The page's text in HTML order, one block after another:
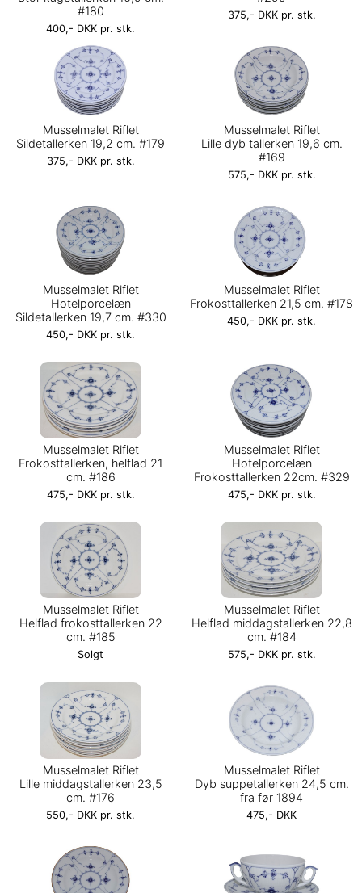
#180
400,- DKK pr. stk.
375,- DKK pr. stk.
Musselmalet Riflet
Sildetallerken 19,2 cm. #179
375,- DKK pr. stk.
Musselmalet Riflet
Lille dyb tallerken 19,6 cm.
#169
575,- DKK pr. stk.
Musselmalet Riflet
Hotelporcelæn
Sildetallerken 19,7 cm. #330
450,- DKK pr. stk.
Musselmalet Riflet
Frokosttallerken 21,5 cm. #178
450,- DKK pr. stk.
Musselmalet Riflet
Frokosttallerken, helflad 21
cm. #186
475,- DKK pr. stk.
Musselmalet Riflet
Hotelporcelæn
Frokosttallerken 22cm. #329
475,- DKK pr. stk.
Musselmalet Riflet
Helflad frokosttallerken 22
cm. #185
Solgt
Musselmalet Riflet
Helflad middagstallerken 22,8
cm. #184
575,- DKK pr. stk.
Musselmalet Riflet
Lille middagstallerken 23,5
cm. #176
550,- DKK pr. stk.
Musselmalet Riflet
Dyb suppetallerken 24,5 cm.
fra før 1894
475,- DKK